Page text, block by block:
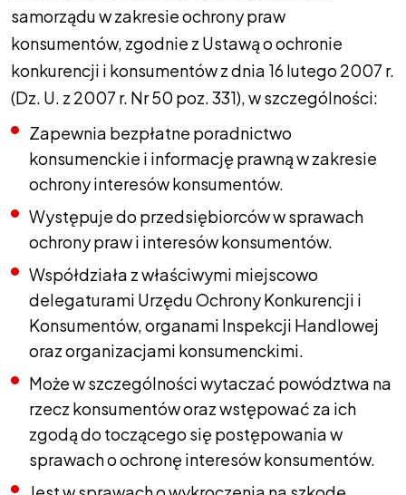
samorządu w zakresie ochrony praw
konsumentów, zgodnie z Ustawą o ochronie
konkurencji i konsumentów z dnia 16 lutego 2007 r.
(Dz. U. z 2007 r. Nr 50 poz. 331), w szczególności:
Zapewnia bezpłatne poradnictwo
konsumenckie i informację prawną w zakresie
ochrony interesów konsumentów.
Występuje do przedsiębiorców w sprawach
ochrony praw i interesów konsumentów.
Współdziała z właściwymi miejscowo
delegaturami Urzędu Ochrony Konkurencji i
Konsumentów, organami Inspekcji Handlowej
oraz organizacjami konsumenckimi.
Może w szczególności wytaczać powództwa na
rzecz konsumentów oraz wstępować za ich
zgodą do toczącego się postępowania w
sprawach o ochronę interesów konsumentów.